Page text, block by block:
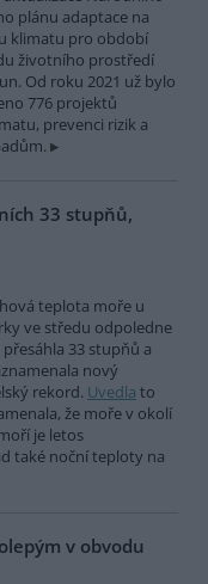
plánu adaptace na
klimatu pro období
životního prostředí
Od roku 2021 už bylo
776 projektů
prevenci rizik a
33 stupňů,
teplota moře u
ve středu odpoledne
33 stupňů a
nový
rekord. Uvedla to
že moře v okolí
je letos
také noční teploty na
v obvodu